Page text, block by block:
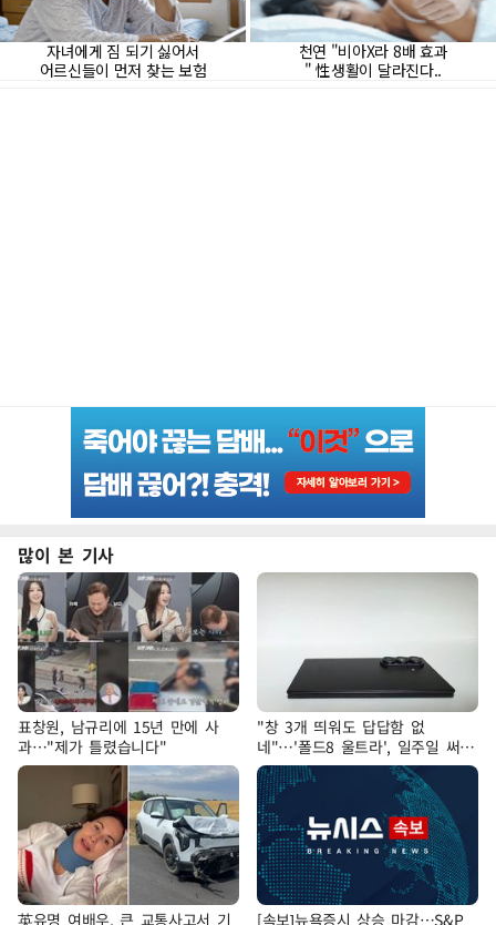
많이 본 기사
표창원, 남규리에 15년 만에 사
과…"제가 틀렸습니다"
"창 3개 띄워도 답답함 없
네"…'폴드8 울트라', 일주일 써보
니
英유명 여배우, 큰 교통사고서 기 [속보]뉴욕증시 상승 마감…S&P